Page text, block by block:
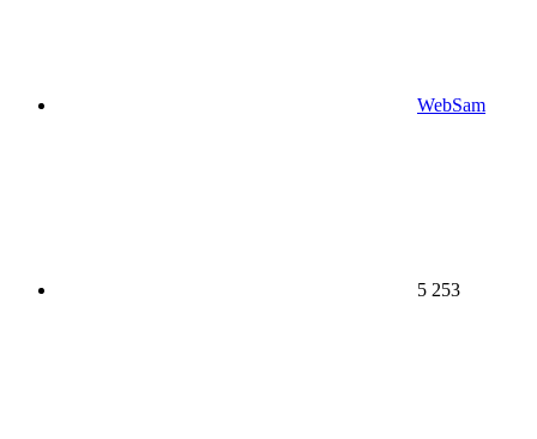
WebSam
5 253